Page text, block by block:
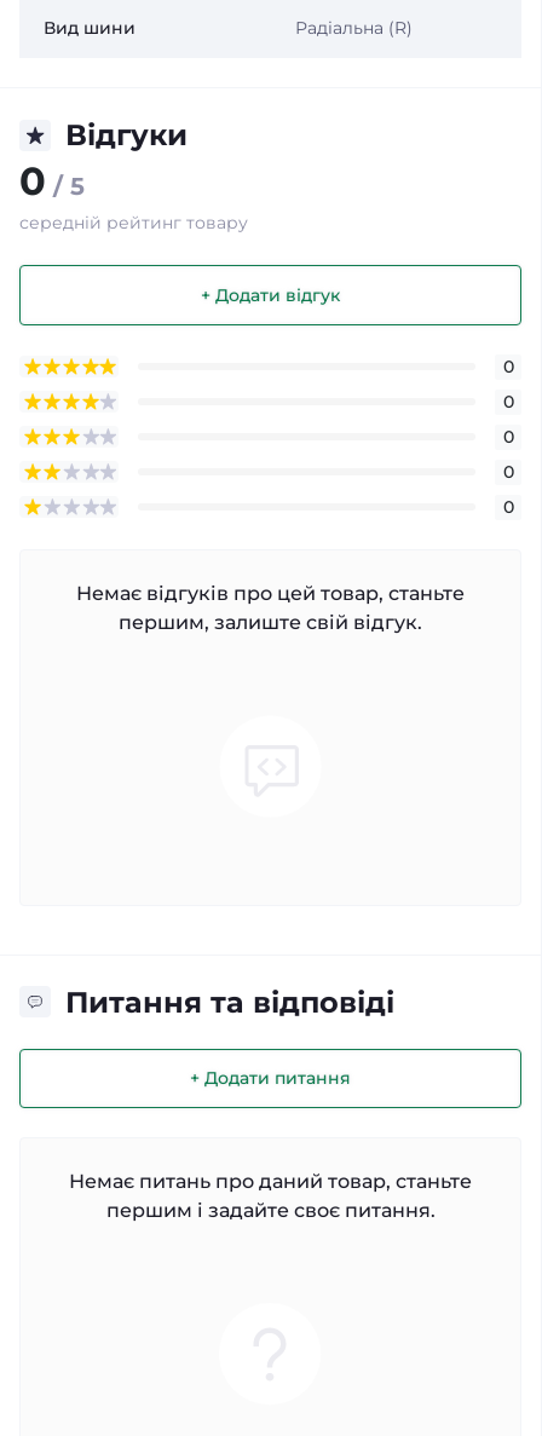
Вид шини Радіальна (R)
Відгуки
0 / 5
середній рейтинг товару
+ Додати відгук
0
0
0
0
0
Немає відгуків про цей товар, станьте
першим, залиште свій відгук.
Питання та відповіді
+ Додати питання
Немає питань про даний товар, станьте
першим і задайте своє питання.